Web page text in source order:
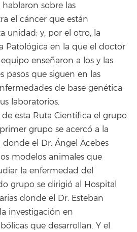
sobre las
el cáncer que están
unidad; y, por el otro, la
Patológica en la que el doctor
enseñaron a los y las
pasos que siguen en las
de base genética
laboratorios.
esta Ruta Científica el grupo
grupo se acercó a la
el Dr. Ángel Acebes
modelos animales que
la enfermedad del
grupo se dirigió al Hospital
donde el Dr. Esteban
investigación en
que desarrollan. Y el